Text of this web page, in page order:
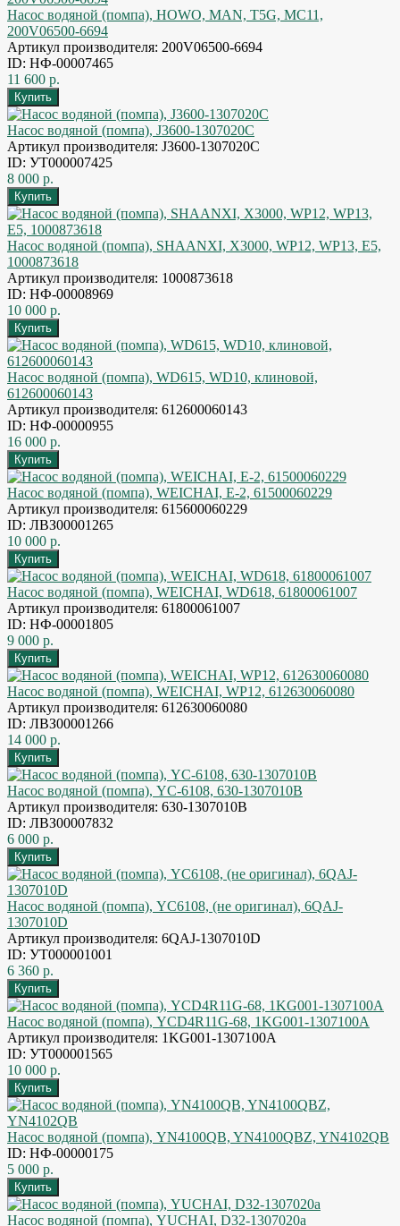
Насос водяной (помпа), HOWO, MAN, T5G, MC11,
200V06500-6694
Артикул производителя: 200V06500-6694
ID: НФ-00007465
11 600 р.
Насос водяной (помпа), J3600-1307020C
Артикул производителя: J3600-1307020C
ID: УТ000007425
8 000 р.
Насос водяной (помпа), SHAANXI, X3000, WP12, WP13, E5,
1000873618
Артикул производителя: 1000873618
ID: НФ-00008969
10 000 р.
Насос водяной (помпа), WD615, WD10, клиновой,
612600060143
Артикул производителя: 612600060143
ID: НФ-00000955
16 000 р.
Насос водяной (помпа), WEICHAI, E-2, 61500060229
Артикул производителя: 615600060229
ID: ЛВЗ00001265
10 000 р.
Насос водяной (помпа), WEICHAI, WD618, 61800061007
Артикул производителя: 61800061007
ID: НФ-00001805
9 000 р.
Насос водяной (помпа), WEICHAI, WP12, 612630060080
Артикул производителя: 612630060080
ID: ЛВЗ00001266
14 000 р.
Насос водяной (помпа), YC-6108, 630-1307010B
Артикул производителя: 630-1307010B
ID: ЛВЗ00007832
6 000 р.
Насос водяной (помпа), YC6108, (не оригинал), 6QAJ-
1307010D
Артикул производителя: 6QAJ-1307010D
ID: УТ000001001
6 360 р.
Насос водяной (помпа), YCD4R11G-68, 1KG001-1307100A
Артикул производителя: 1KG001-1307100A
ID: УТ000001565
10 000 р.
Насос водяной (помпа), YN4100QB, YN4100QBZ, YN4102QB
ID: НФ-00000175
5 000 р.
Насос водяной (помпа), YUCHAI, D32-1307020a